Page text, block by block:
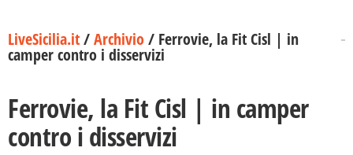
LiveSicilia.it/Archivio/ Ferrovie, la Fit Cisl | in
camper contro i disservizi
Ferrovie, la Fit Cisl | in camper
contro i disservizi